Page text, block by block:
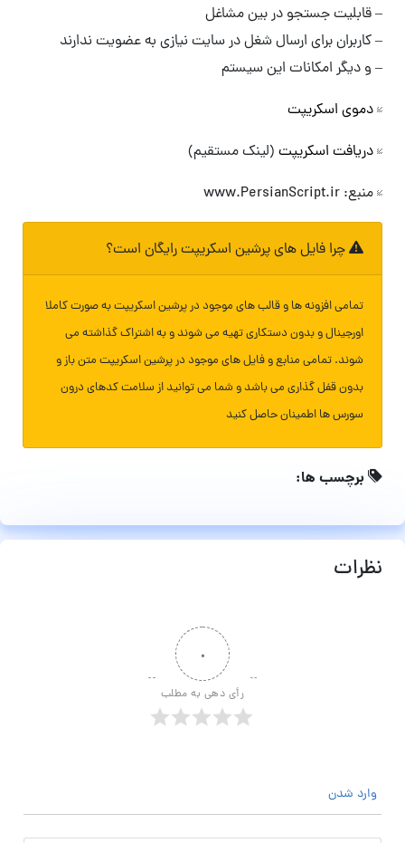
جستجو در بین مشاغل
برای ارسال شغل در سایت نیازی به عضویت ندارند
امکانات این سیستم
اسکریپت
اسکریپت(لینک مستقیم)
چرا فایل های پرشین اسکریپت رایگان است؟
افزونه ها و قالب های موجود در پرشین اسکریپت به صورت کاملا
و بدون دستکاری تهیه می شوند و به اشتراک گذاشته می
تمامی منابع و فایل های موجود در پرشین اسکریپت متن باز و
قفل گذاری می باشد و شما می توانید از سلامت کدهای درون
ها اطمینان حاصل کنید
ها:
رأی دهی به مطلب
شدن